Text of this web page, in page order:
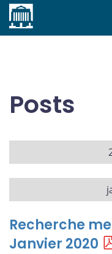
Accueil
Posts
Recherche
Janvier 2020